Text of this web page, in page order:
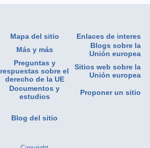
Mapa del sitio
Enlaces de interes
Más y más
Blogs sobre la
Unión europea
Preguntas y
respuestas sobre el
derecho de la UE
Sitios web sobre la
Unión europea
Documentos y
estudios
Proponer un sitio
Blog del sitio